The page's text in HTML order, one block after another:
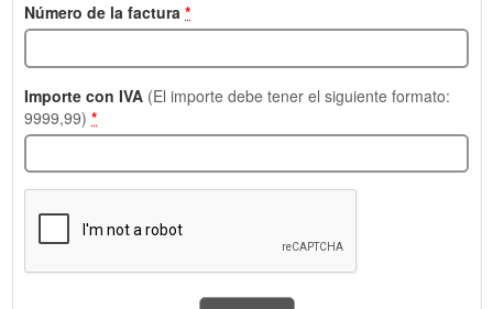
Número de la factura *
Importe con IVA (El importe debe tener el siguiente formato:
9999,99) *